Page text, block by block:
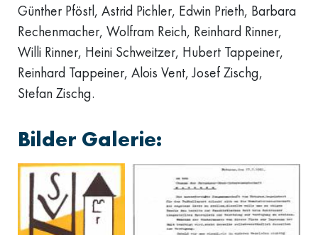
Günther Pföstl, Astrid Pichler, Edwin Prieth, Barbara
Rechenmacher, Wolfram Reich, Reinhard Rinner,
Willi Rinner, Heini Schweitzer, Hubert Tappeiner,
Reinhard Tappeiner, Alois Vent, Josef Zischg,
Stefan Zischg.
Bilder Galerie: